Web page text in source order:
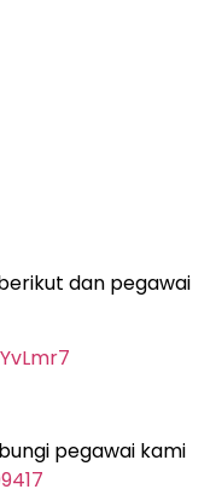
dan pegawai
pegawai kami